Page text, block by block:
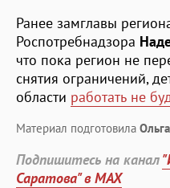
Ранее замглавы
Роспотребнадзора
что пока регион не
снятия ограничений,
области работать не
Материал подготовила
Подпишитесь на канал
Саратова" в MAX